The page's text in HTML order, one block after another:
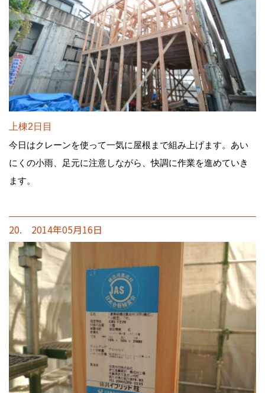
上棟2日目
今日はクレーンを使って一気に屋根まで組み上げます。あい
にくの小雨、足元に注意しながら、快調に作業を進めていき
ます。
20. 2014年05月16日